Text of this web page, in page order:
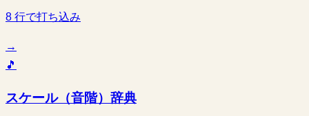
8 行で打ち込み
→
🎵
スケール（音階）辞典